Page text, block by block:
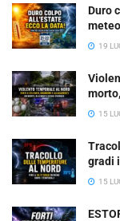
Duro
meteo
19
15
gradi
15